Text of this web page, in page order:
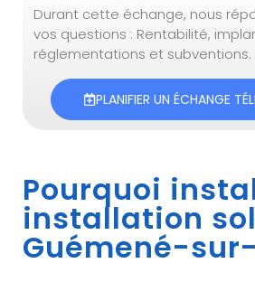
Durant cette échange, nous
vos questions : Rentabilité,
réglementations et subventions.
PLANIFIER UN ÉCHANGE
Pourquoi
installation
Guémené-